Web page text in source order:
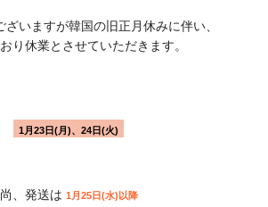
ざいますが韓国の旧正月休みに伴い、
り休業とさせていただきます。
1月23日(月)、24日(火)
尚、発送は 1月25日(水)以降